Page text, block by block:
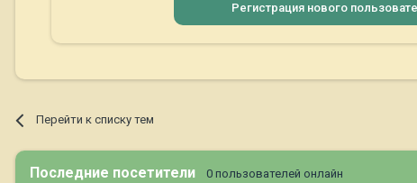
Регистрация нового
Перейти к списку тем
Последние посетители 0 пользователей онлайн